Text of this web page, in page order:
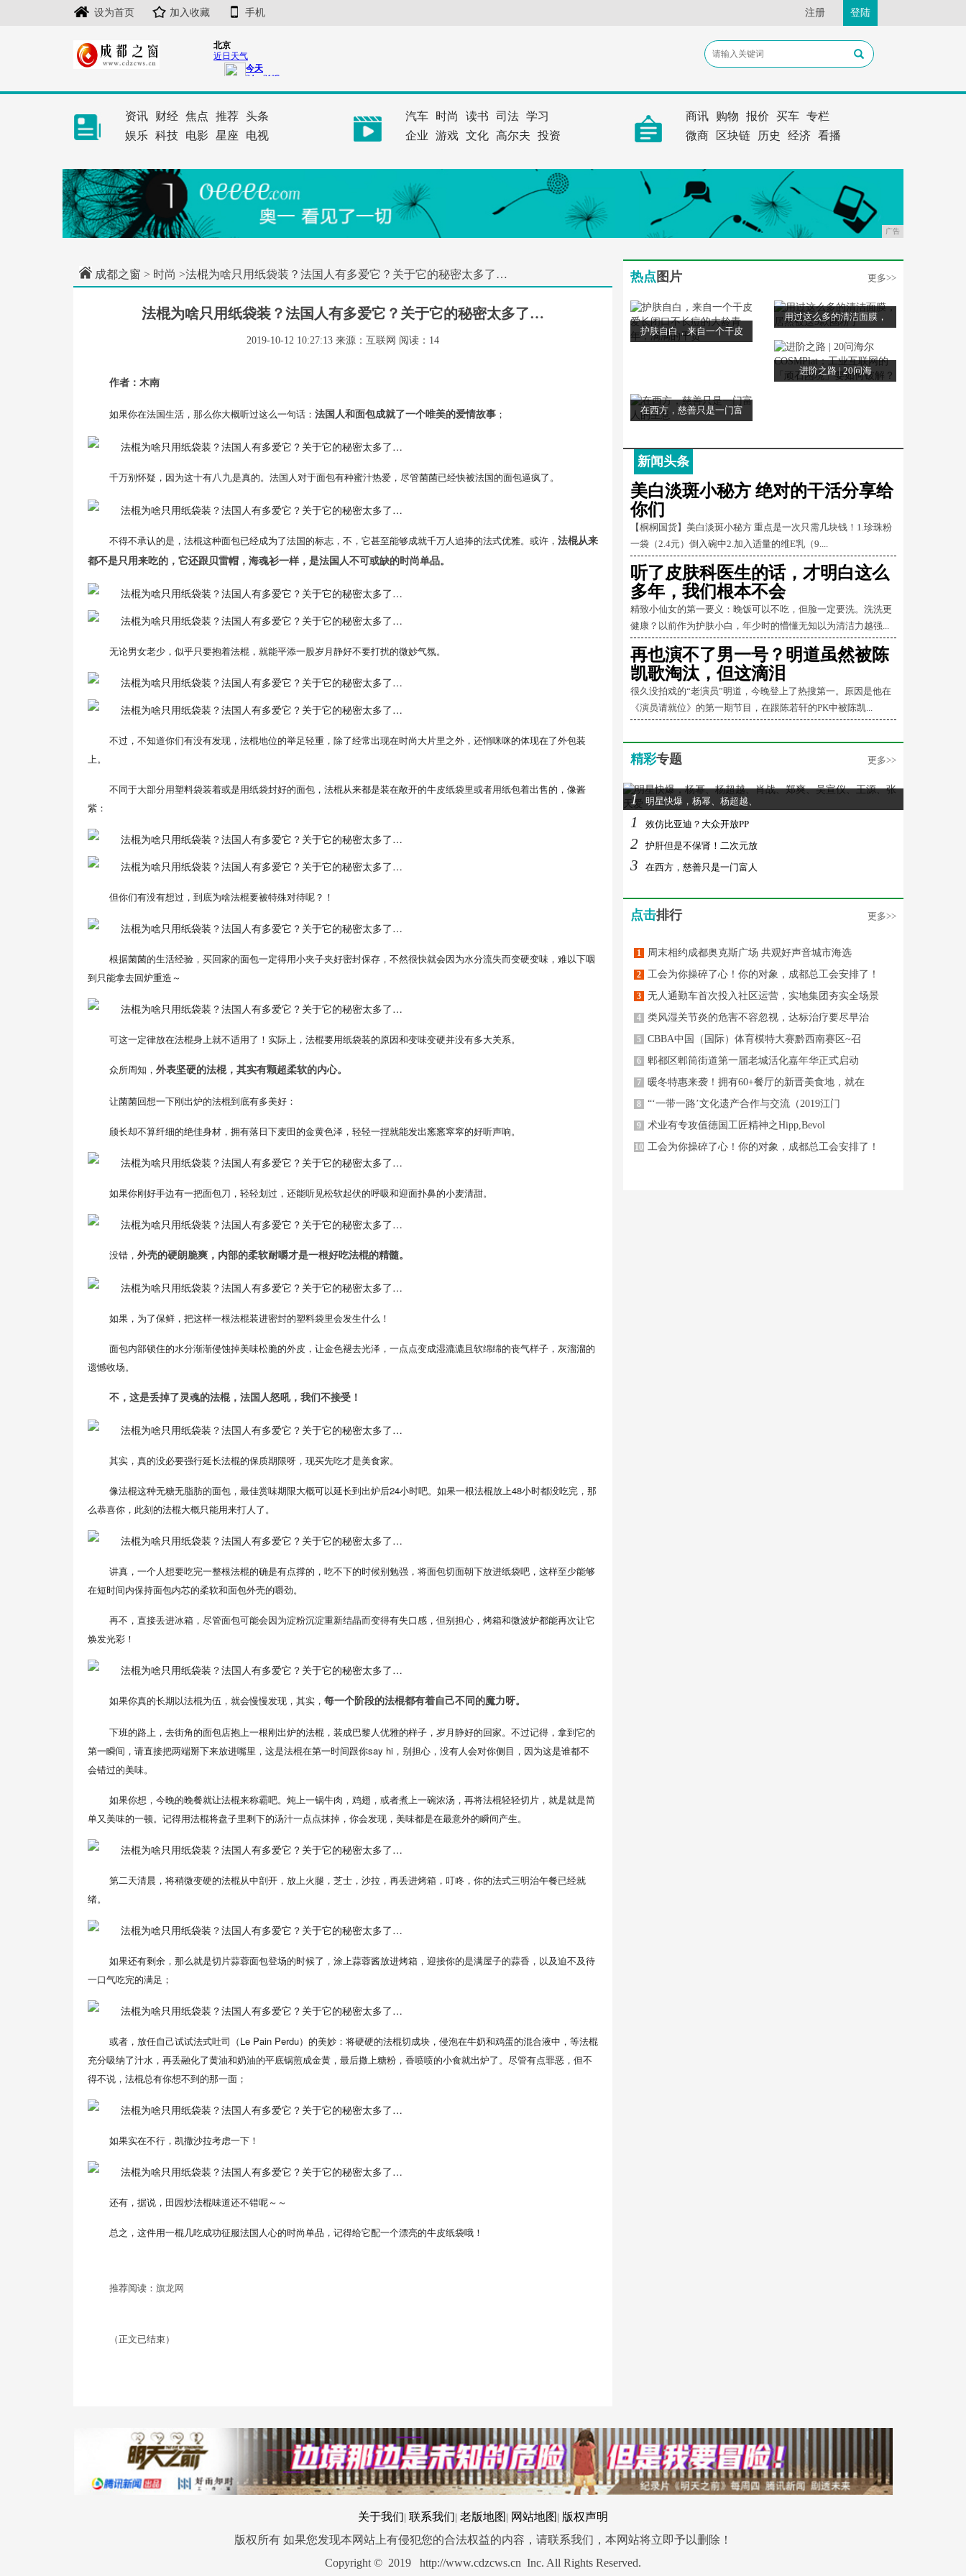
设为首页 加入收藏 手机 注册 登陆
资讯 财经 焦点 推荐 头条
娱乐 科技 电影 星座 电视
汽车 时尚 读书 司法 学习
企业
游戏 文化 高尔夫 投资
商讯 购物 报价 买车 专栏
微商
区块链 历史 经济 看播
广告
成都之窗 > 时尚 >法棍为啥只用纸袋装？法国人有多爱它？关于它的秘密太多了…
法棍为啥只用纸袋装？法国人有多爱它？关于它的秘密太多了…
2019-10-12 10:27:13 来源：互联网 阅读：14
作者：木南
如果你在法国生活，那么你大概听过这么一句话： 法国人和面包成就了一个唯美的爱情故事 ；
千万别怀疑，因为这十有八九是真的。法国人对于面包有种蜜汁热爱，尽管菌菌已经快被法国的面包逼疯了。
不得不承认的是，法棍这种面包已经成为了法国的标志，不，它甚至能够成就千万人追捧的法式优雅。或许， 法棍从来
都不是只用来吃的，它还跟贝雷帽，海魂衫一样，是法国人不可或缺的时尚单品。
无论男女老少，似乎只要抱着法棍，就能平添一股岁月静好不要打扰的微妙气氛。
不过，不知道你们有没有发现，法棍地位的举足轻重，除了经常出现在时尚大片里之外，还悄咪咪的体现在了外包装
上。
不同于大部分用塑料袋装着或是用纸袋封好的面包，法棍从来都是装在敞开的牛皮纸袋里或者用纸包着出售的，像酱
紫：
但你们有没有想过，到底为啥法棍要被特殊对待呢？！
根据菌菌的生活经验，买回家的面包一定得用小夹子夹好密封保存，不然很快就会因为水分流失而变硬变味，难以下咽
到只能拿去回炉重造～
可这一定律放在法棍身上就不适用了！实际上，法棍要用纸袋装的原因和变味变硬并没有多大关系。
众所周知， 外表坚硬的法棍，其实有颗超柔软的内心。
让菌菌回想一下刚出炉的法棍到底有多美好：
颀长却不算纤细的绝佳身材，拥有落日下麦田的金黄色泽，轻轻一捏就能发出窸窸窣窣的好听声响。
如果你刚好手边有一把面包刀，轻轻划过，还能听见松软起伏的呼吸和迎面扑鼻的小麦清甜。
没错， 外壳的硬朗脆爽，内部的柔软耐嚼才是一根好吃法棍的精髓。
如果，为了保鲜，把这样一根法棍装进密封的塑料袋里会发生什么！
面包内部锁住的水分渐渐侵蚀掉美味松脆的外皮，让金色褪去光泽，一点点变成湿漉漉且软绵绵的丧气样子，灰溜溜的
遗憾收场。
不，这是丢掉了灵魂的法棍，法国人怒吼，我们不接受！
其实，真的没必要强行延长法棍的保质期限呀，现买先吃才是美食家。
像法棍这种无糖无脂肪的面包，最佳赏味期限大概可以延长到出炉后24小时吧。如果一根法棍放上48小时都没吃完，那
么恭喜你，此刻的法棍大概只能用来打人了。
讲真，一个人想要吃完一整根法棍的确是有点撑的，吃不下的时候别勉强，将面包切面朝下放进纸袋吧，这样至少能够
在短时间内保持面包内芯的柔软和面包外壳的嚼劲。
再不，直接丢进冰箱，尽管面包可能会因为淀粉沉淀重新结晶而变得有失口感，但别担心，烤箱和微波炉都能再次让它
焕发光彩！
如果你真的长期以法棍为伍，就会慢慢发现，其实， 每一个阶段的法棍都有着自己不同的魔力呀。
下班的路上，去街角的面包店抱上一根刚出炉的法棍，装成巴黎人优雅的样子，岁月静好的回家。不过记得，拿到它的
第一瞬间，请直接把两端掰下来放进嘴里，这是法棍在第一时间跟你say hi，别担心，没有人会对你侧目，因为这是谁都不
会错过的美味。
如果你想，今晚的晚餐就让法棍来称霸吧。炖上一锅牛肉，鸡翅，或者煮上一碗浓汤，再将法棍轻轻切片，就是就是简
单又美味的一顿。记得用法棍将盘子里剩下的汤汁一点点抹掉，你会发现，美味都是在最意外的瞬间产生。
第二天清晨，将稍微变硬的法棍从中剖开，放上火腿，芝士，沙拉，再丢进烤箱，叮咚，你的法式三明治午餐已经就
绪。
如果还有剩余，那么就是切片蒜蓉面包登场的时候了，涂上蒜蓉酱放进烤箱，迎接你的是满屋子的蒜香，以及迫不及待
一口气吃完的满足；
或者，放任自己试试法式吐司（Le Pain Perdu）的美妙：将硬硬的法棍切成块，侵泡在牛奶和鸡蛋的混合液中，等法棍
充分吸纳了汁水，再丢融化了黄油和奶油的平底锅煎成金黄，最后撒上糖粉，香喷喷的小食就出炉了。尽管有点罪恶，但不
得不说，法棍总有你想不到的那一面；
如果实在不行，凯撒沙拉考虑一下！
还有，据说，田园炒法棍味道还不错呢～～
总之，这件用一棍几吃成功征服法国人心的时尚单品，记得给它配一个漂亮的牛皮纸袋哦！
推荐阅读： 旗龙网
（正文已结束）
热点 图片 更多>>
护肤自白，来自一个干皮
用过这么多的清洁面膜，
进阶之路 | 20问海
在西方，慈善只是一门富
新闻头条
美白淡斑小秘方 绝对的干活分享给
你们
【桐桐国货】美白淡斑小秘方 重点是一次只需几块钱！1.珍珠粉
一袋（2.4元）倒入碗中2.加入适量的维E乳（9....
听了皮肤科医生的话，才明白这么
多年，我们根本不会
精致小仙女的第一要义：晚饭可以不吃，但脸一定要洗。洗洗更
健康？以前作为护肤小白，年少时的懵懂无知以为清洁力越强...
再也演不了男一号？明道虽然被陈
凯歌淘汰，但这滴泪
很久没拍戏的“老演员”明道，今晚登上了热搜第一。原因是他在
《演员请就位》的第一期节目，在跟陈若轩的PK中被陈凯...
精彩专题 更多>>
1 明星快爆，杨幂、杨超越、
1 效仿比亚迪？大众开放PP
2 护肝但是不保肾！二次元放
3 在西方，慈善只是一门富人
点击排行 更多>>
1 周末相约成都奥克斯广场 共观好声音城市海选
2 工会为你操碎了心！你的对象，成都总工会安排了！
3 无人通勤车首次投入社区运营，实地集团夯实全场景
4 类风湿关节炎的危害不容忽视，达标治疗要尽早治
5 CBBA中国（国际）体育模特大赛黔西南赛区~召
6 郫都区郫筒街道第一届老城活化嘉年华正式启动
7 暖冬特惠来袭！拥有60+餐厅的新晋美食地，就在
8 “‘一带一路’文化遗产合作与交流（2019江门
9 术业有专攻值德国工匠精神之Hipp,Bevol
10 工会为你操碎了心！你的对象，成都总工会安排了！
关于我们 联系我们 老版地图 网站地图
版权声明
版权所有 如果您发现本网站上有侵犯您的合法权益的内容，请联系我们，本网站将立即予以删除！
Copyright © 2019 http://www.cdzcws.cn Inc. All Rights Reserved.